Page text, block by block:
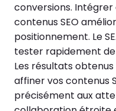
conversions.
contenus SEO
positionnement. Le
tester rapidement
Les résultats
affiner vos contenus
précisément aux